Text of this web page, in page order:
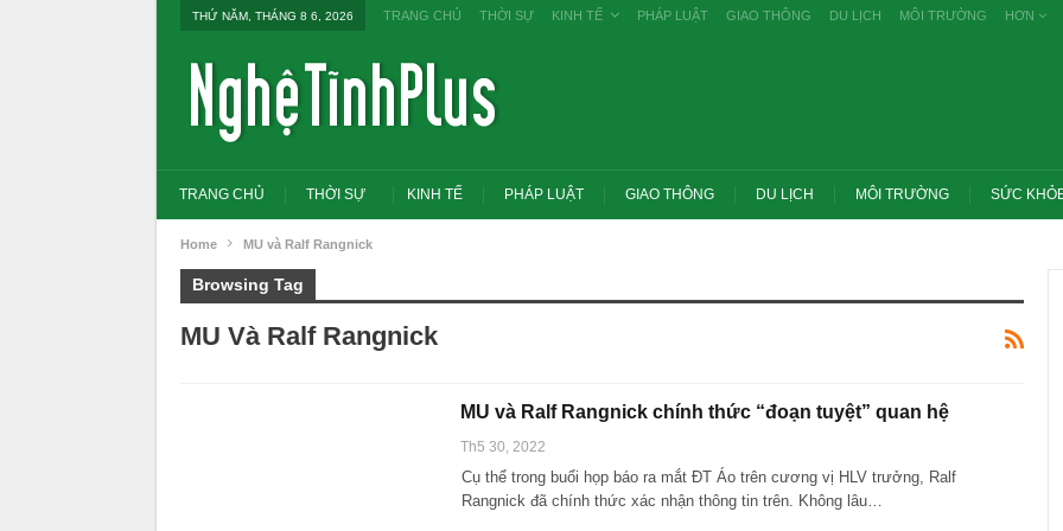
THỨ NĂM, THÁNG 8 6, 2026 TRANG CHỦ THỜI SỰ KINH TẾ PHÁP LUẬT GIAO THÔNG DU LỊCH MÔI TRƯỜNG HƠN
TRANG CHỦ THỜI SỰ KINH TẾ PHÁP LUẬT GIAO THÔNG DU LỊCH MÔI TRƯỜNG SỨC
Home MU và Ralf Rangnick
Browsing Tag
MU Và Ralf Rangnick
MU và Ralf Rangnick chính thức “đoạn tuyệt” quan hệ
Th5 30, 2022
Cụ thể trong buổi họp báo ra mắt ĐT Áo trên cương vị HLV trưởng, Ralf
Rangnick đã chính thức xác nhận thông tin trên. Không lâu…
Tổng Bí thư, Chủ tịch nước yêu cầu thay
Thủ tướng: Xử lý nghiêm các vụ tiêu cực